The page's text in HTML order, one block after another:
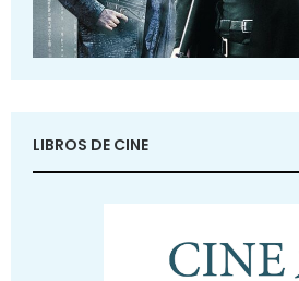
LIBROS DE CINE